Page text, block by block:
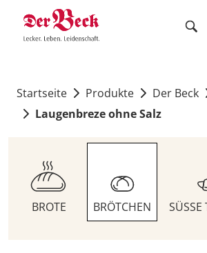
Startseite Produkte Der Beck
Laugenbreze ohne Salz
BROTE BRÖTCHEN SÜSSE